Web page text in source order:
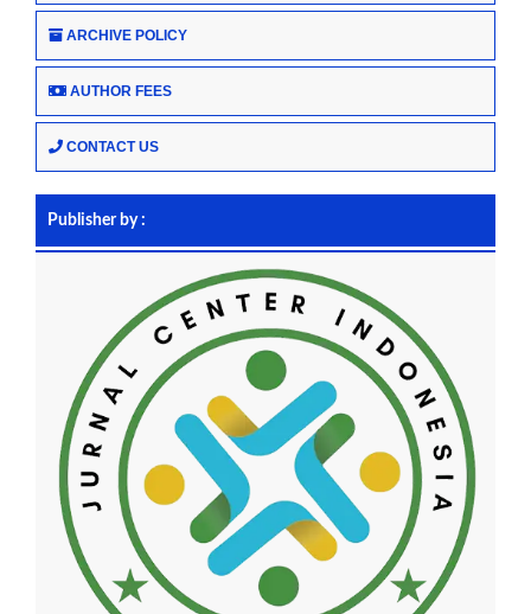
ARCHIVE POLICY
AUTHOR FEES
CONTACT US
Publisher by :